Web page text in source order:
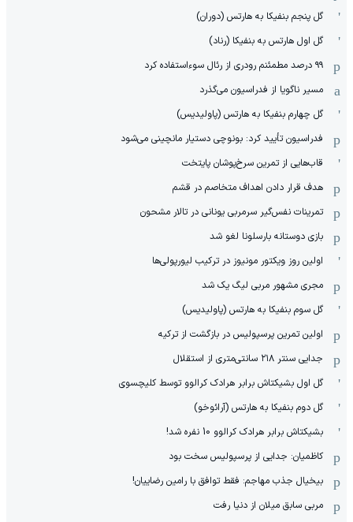
گل پنجم بنفیکا به هارتس (دوران)
گل اول هارتس به بنفیکا (رناد)
۹۹ درصد مطمئنم رودری از رئال سوءاستفاده کرد
مسیر ناگویا از فدراسیون می‌گذرد
گل چهارم بنفیکا به هارتس (پاولیدیس)
فدراسیون تأیید کرد: بونوچی دستیار مانچینی می‌شود
قاب‌هایی از تمرین سرخ‌پوشان پایتخت
هدف قرار دادن اهداف متخاصم در قشم
‏تمرینات نفس‌گیر سرمربی یونانی در تالار مشحون
بازی دوستانه بارسلونا لغو شد
اولین روز ویکتور مونیوز در ترکیب لیورپولی‌ها
مجری مشهور مربی لیگ یک شد
گل سوم بنفیکا به هارتس (پاولیدیس)
اولین تمرین پرسپولیس در بازگشت از ترکیه
جدایی سنتر ۲۱۸ سانتی‌متری از استقلال
گل اول بشیکتاش برابر هرادک کرالوو توسط کلیچسوی
گل دوم بنفیکا به هارتس (آرائوخو)
بشیکتاش برابر هرادک کرالوو 10 نفره شد!
کاظمیان: جدایی از پرسپولیس سخت بود
بیخیال جذب مهاجم: فقط توافق با رامین رضاییان!
مربی سابق میلان از دنیا رفت